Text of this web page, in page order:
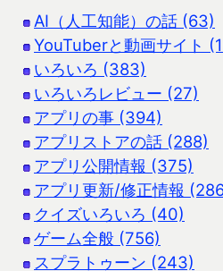
AI（人工知能）の話 (63)
YouTuberと動画サイト
いろいろ (383)
いろいろレビュー (27)
アプリの事 (394)
アプリストアの話 (288)
アプリ公開情報 (375)
アプリ更新/修正情報
クイズいろいろ (40)
ゲーム全般 (756)
スプラトゥーン (243)